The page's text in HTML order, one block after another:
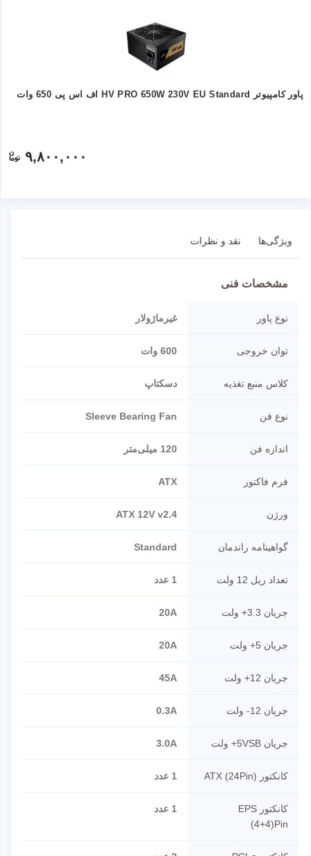
پاور کامپیوتر HV PRO 650W 230V EU Standard اف اس پی 650 وات
۹,۸۰۰,۰۰۰
ویژگی‌ها نقد و نظرات
مشخصات فنی
نوع پاور غیرماژولار
توان خروجی 600 وات
کلاس منبع تغذیه دسکتاپ
نوع فن Sleeve Bearing Fan
اندازه فن 120 میلی‌متر
فرم فاکتور ATX
ورژن ATX 12V v2.4
گواهینامه راندمان Standard
تعداد ریل 12 ولت 1 عدد
جریان 3.3+ ولت 20A
جریان 5+ ولت 20A
جریان 12+ ولت 45A
جریان 12- ولت 0.3A
جریان 5VSB+ ولت 3.0A
کانکتور ATX (24Pin) 1 عدد
کانکتور EPS
(4+4)Pin
1 عدد